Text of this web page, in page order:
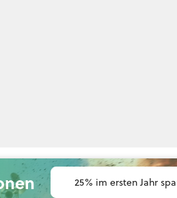
25% im ersten Jahr